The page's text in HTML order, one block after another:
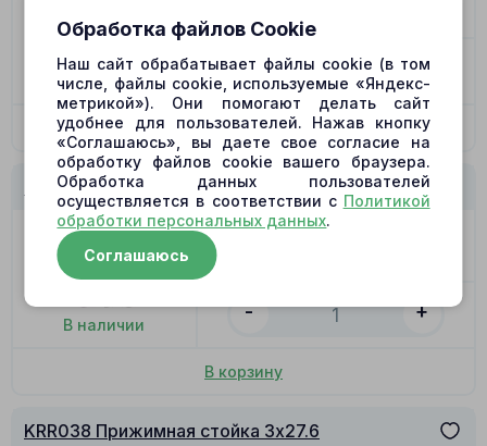
Нет в наличии
По запросу
KRR038 Распределитель R
В наличии
Цена 5963.00
- +
В корзину
KRR038 Прижимная стойка 3x27.6
Обработка файлов Cookie
Наш сайт обрабатывает файлы cookie (в том
числе, файлы cookie, используемые «Яндекс-
метрикой»). Они помогают делать сайт
удобнее для пользователей. Нажав кнопку
«Соглашаюсь», вы даете свое согласие на
обработку файлов cookie вашего браузера.
Обработка данных пользователей
осуществляется в соответствии с Политикой
обработки персональных данных.
Соглашаюсь